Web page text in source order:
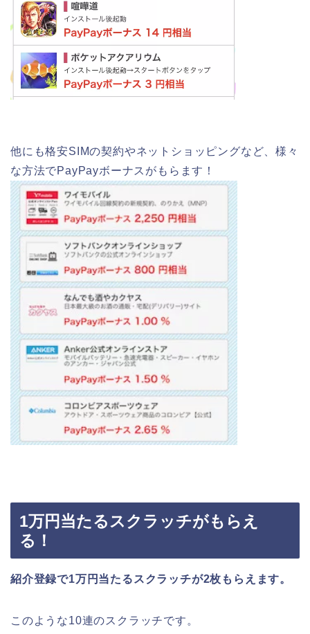
他にも格安SIMの契約やネットショッピングなど、様々
な方法でPayPayボーナスがもらます！
1万円当たるスクラッチがもらえ
る！
紹介登録で1万円当たるスクラッチが2枚もらえます。
このような10連のスクラッチです。